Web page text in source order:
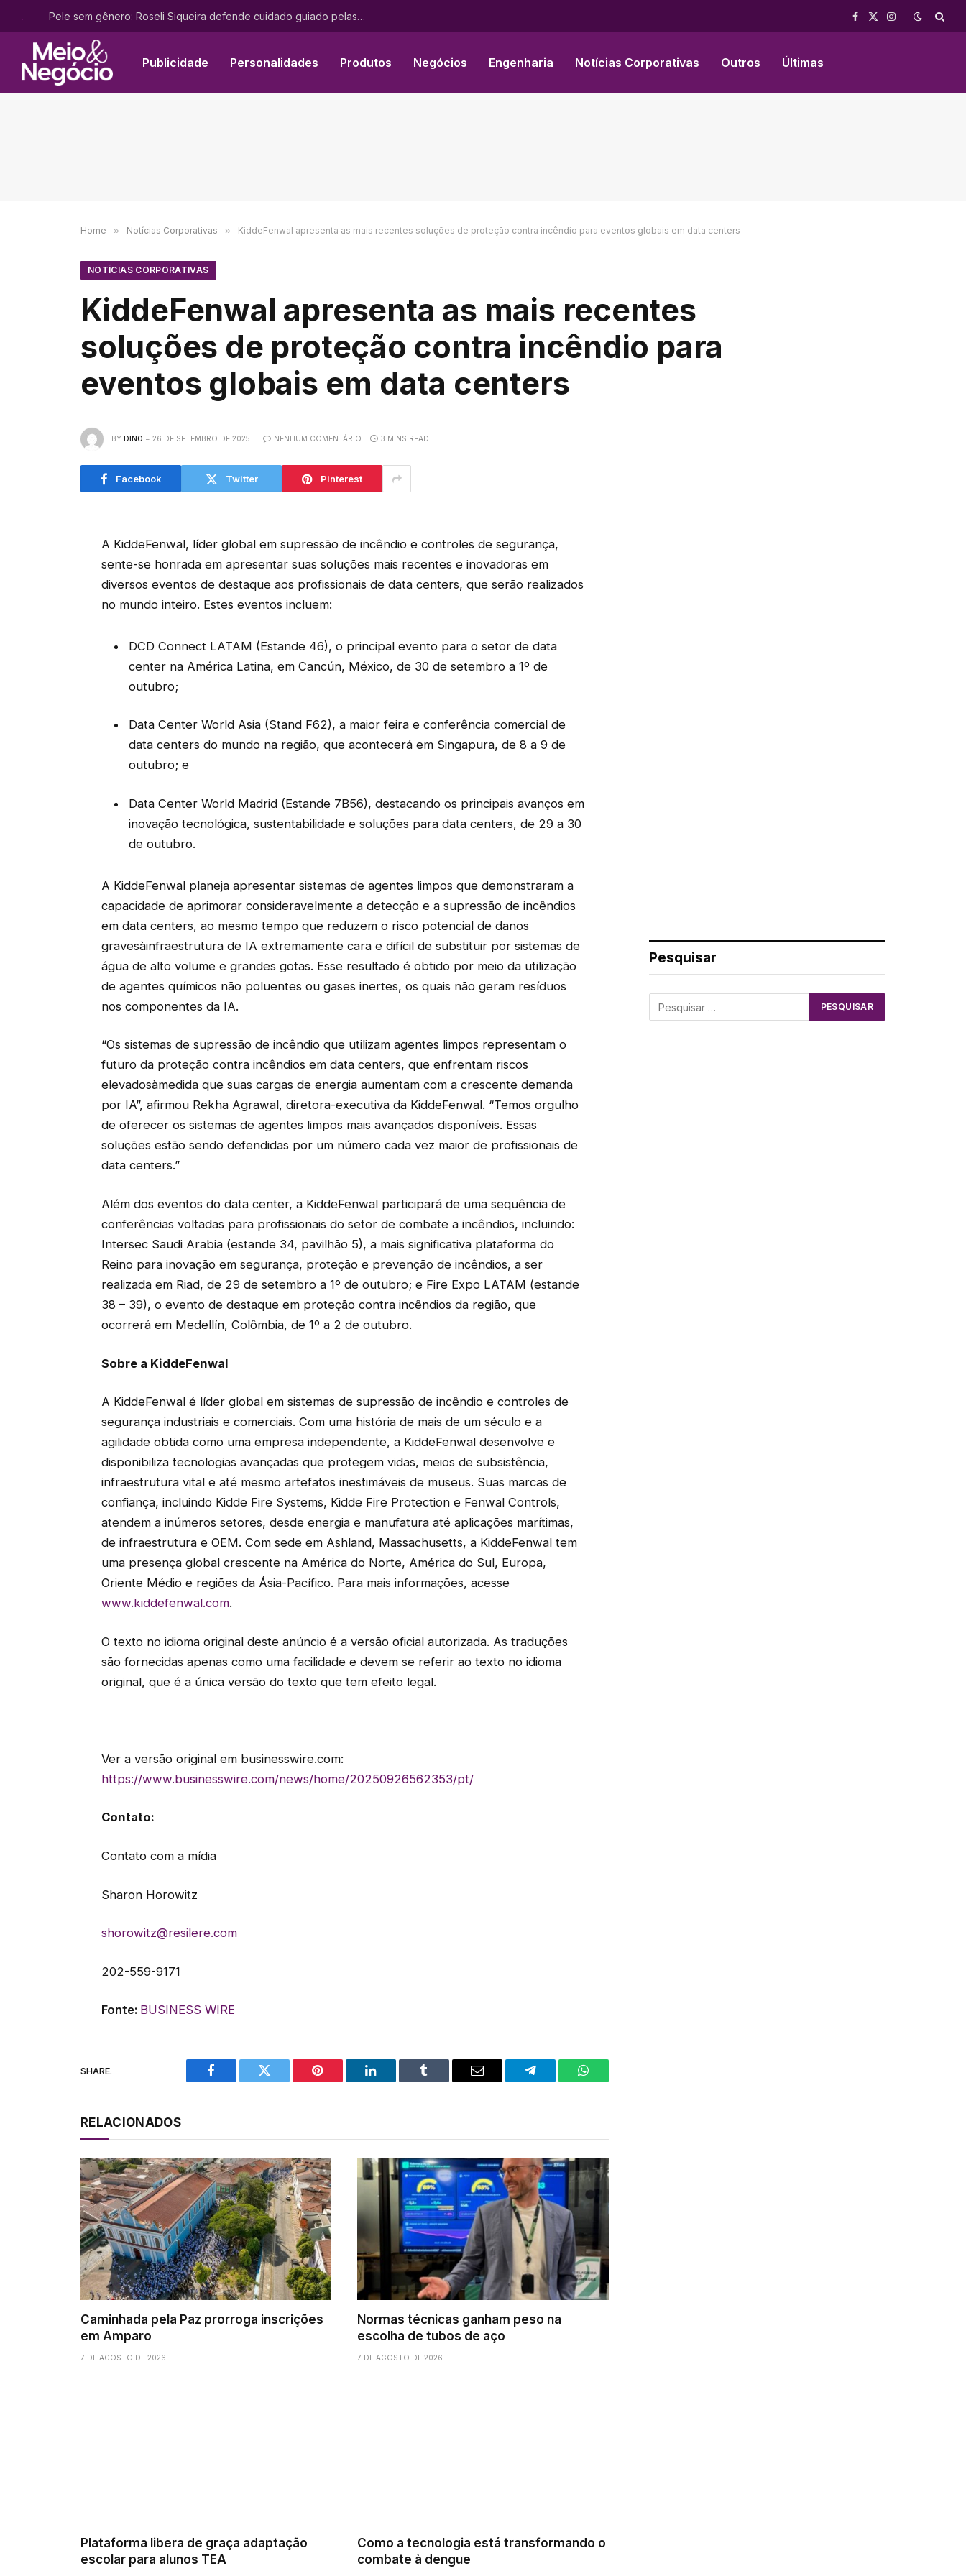
. Pele sem gênero: Roseli Siqueira defende cuidado guiado pelas necessidades individuais no Dia dos Pais
Facebook
X
Instagram
Publicidade Personalidades Produtos Negócios Engenharia Notícias Corporativas Outros Últimas
Home » Notícias Corporativas » KiddeFenwal apresenta as mais recentes soluções de proteção contra incêndio para eventos globais em data centers
NOTÍCIAS CORPORATIVAS
KiddeFenwal apresenta as mais recentes
soluções de proteção contra incêndio para
eventos globais em data centers
BY DINO 26 DE SETEMBRO DE 2025 NENHUM COMENTÁRIO 3 MINS READ
Facebook Twitter Pinterest
A KiddeFenwal, líder global em supressão de incêndio e controles de segurança,
sente-se honrada em apresentar suas soluções mais recentes e inovadoras em
diversos eventos de destaque aos profissionais de data centers, que serão realizados
no mundo inteiro. Estes eventos incluem:
DCD Connect LATAM (Estande 46), o principal evento para o setor de data
center na América Latina, em Cancún, México, de 30 de setembro a 1º de
outubro;
Data Center World Asia (Stand F62), a maior feira e conferência comercial de
data centers do mundo na região, que acontecerá em Singapura, de 8 a 9 de
outubro; e
Data Center World Madrid (Estande 7B56), destacando os principais avanços em
inovação tecnológica, sustentabilidade e soluções para data centers, de 29 a 30
de outubro.
A KiddeFenwal planeja apresentar sistemas de agentes limpos que demonstraram a
capacidade de aprimorar consideravelmente a detecção e a supressão de incêndios
em data centers, ao mesmo tempo que reduzem o risco potencial de danos
gravesàinfraestrutura de IA extremamente cara e difícil de substituir por sistemas de
água de alto volume e grandes gotas. Esse resultado é obtido por meio da utilização
de agentes químicos não poluentes ou gases inertes, os quais não geram resíduos
nos componentes da IA.
“Os sistemas de supressão de incêndio que utilizam agentes limpos representam o
futuro da proteção contra incêndios em data centers, que enfrentam riscos
elevadosàmedida que suas cargas de energia aumentam com a crescente demanda
por IA”, afirmou Rekha Agrawal, diretora-executiva da KiddeFenwal. “Temos orgulho
de oferecer os sistemas de agentes limpos mais avançados disponíveis. Essas
soluções estão sendo defendidas por um número cada vez maior de profissionais de
data centers.”
Além dos eventos do data center, a KiddeFenwal participará de uma sequência de
conferências voltadas para profissionais do setor de combate a incêndios, incluindo:
Intersec Saudi Arabia (estande 34, pavilhão 5), a mais significativa plataforma do
Reino para inovação em segurança, proteção e prevenção de incêndios, a ser
realizada em Riad, de 29 de setembro a 1º de outubro; e Fire Expo LATAM (estande
38 – 39), o evento de destaque em proteção contra incêndios da região, que
ocorrerá em Medellín, Colômbia, de 1º a 2 de outubro.
Sobre a KiddeFenwal
A KiddeFenwal é líder global em sistemas de supressão de incêndio e controles de
segurança industriais e comerciais. Com uma história de mais de um século e a
agilidade obtida como uma empresa independente, a KiddeFenwal desenvolve e
disponibiliza tecnologias avançadas que protegem vidas, meios de subsistência,
infraestrutura vital e até mesmo artefatos inestimáveis ​​de museus. Suas marcas de
confiança, incluindo Kidde Fire Systems, Kidde Fire Protection e Fenwal Controls,
atendem a inúmeros setores, desde energia e manufatura até aplicações marítimas,
de infraestrutura e OEM. Com sede em Ashland, Massachusetts, a KiddeFenwal tem
uma presença global crescente na América do Norte, América do Sul, Europa,
Oriente Médio e regiões da Ásia-Pacífico. Para mais informações, acesse
www.kiddefenwal.com.
O texto no idioma original deste anúncio é a versão oficial autorizada. As traduções
são fornecidas apenas como uma facilidade e devem se referir ao texto no idioma
original, que é a única versão do texto que tem efeito legal.
Ver a versão original em businesswire.com:
https://www.businesswire.com/news/home/20250926562353/pt/
Contato:
Contato com a mídia
Sharon Horowitz
shorowitz@resilere.com
202-559-9171
Fonte: BUSINESS WIRE
SHARE.
Facebook Twitter Pinterest LinkedIn Tumblr Email Telegram WhatsApp
RELACIONADOS
Caminhada pela Paz prorroga inscrições
em Amparo
7 DE AGOSTO DE 2026
Normas técnicas ganham peso na
escolha de tubos de aço
7 DE AGOSTO DE 2026
Plataforma libera de graça adaptação
escolar para alunos TEA
Como a tecnologia está transformando o
combate à dengue
Pesquisar